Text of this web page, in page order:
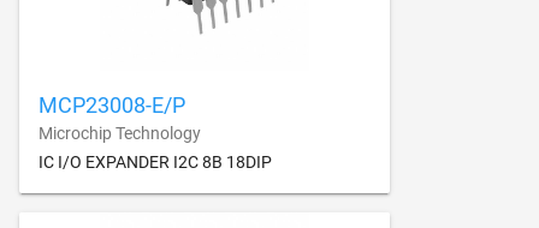
MCP23008-E/P
Microchip Technology
IC I/O EXPANDER I2C 8B 18DIP